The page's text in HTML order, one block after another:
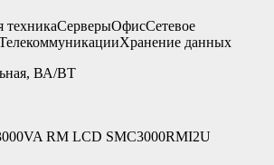
техникаСерверыОфисСетевое
данных
ВА/ВТ
RM LCD SMC3000RMI2U